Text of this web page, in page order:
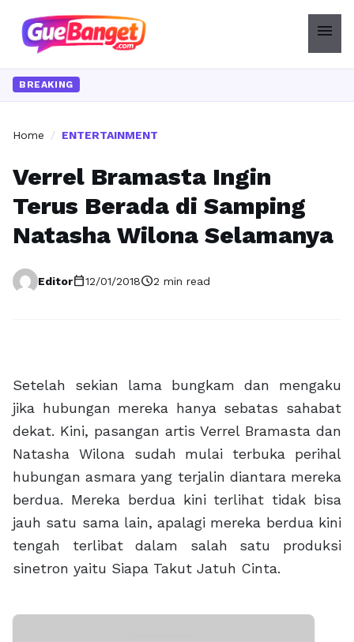
menu
BREAKING
Home / ENTERTAINMENT
Verrel Bramasta Ingin
Terus Berada di Samping
Natasha Wilona Selamanya
Editorcalendar_today12/01/2018schedule2 min read
Setelah sekian lama bungkam dan mengaku
jika hubungan mereka hanya sebatas sahabat
dekat. Kini, pasangan artis Verrel Bramasta dan
Natasha Wilona sudah mulai terbuka perihal
hubungan asmara yang terjalin diantara mereka
berdua. Mereka berdua kini terlihat tidak bisa
jauh satu sama lain, apalagi mereka berdua kini
tengah terlibat dalam salah satu produksi
sinetron yaitu Siapa Takut Jatuh Cinta.